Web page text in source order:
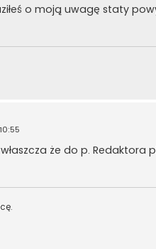
o moją uwagę staty
że do p. Redaktora